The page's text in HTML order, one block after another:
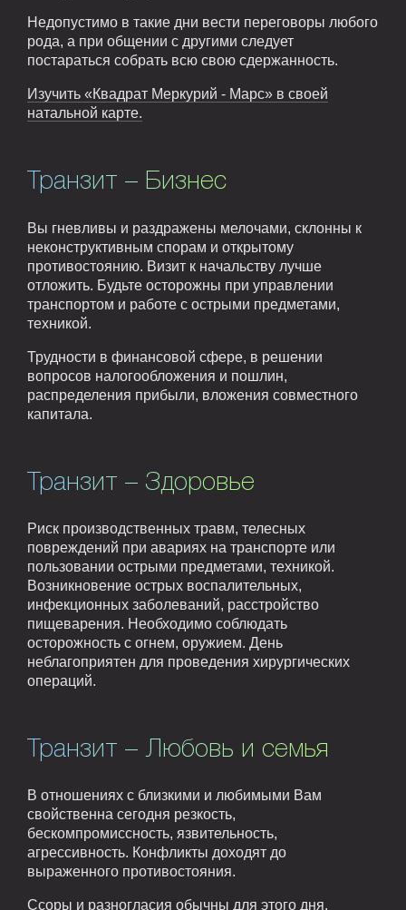
Недопустимо в такие дни вести переговоры любого
рода, а при общении с другими следует
постараться собрать всю свою сдержанность.
Изучить «Квадрат Меркурий - Марс» в своей
натальной карте.
Транзит – Бизнес
Вы гневливы и раздражены мелочами, склонны к
неконструктивным спорам и открытому
противостоянию. Визит к начальству лучше
отложить. Будьте осторожны при управлении
транспортом и работе с острыми предметами,
техникой.
Трудности в финансовой сфере, в решении
вопросов налогообложения и пошлин,
распределения прибыли, вложения совместного
капитала.
Транзит – Здоровье
Риск производственных травм, телесных
повреждений при авариях на транспорте или
пользовании острыми предметами, техникой.
Возникновение острых воспалительных,
инфекционных заболеваний, расстройство
пищеварения. Необходимо соблюдать
осторожность с огнем, оружием. День
неблагоприятен для проведения хирургических
операций.
Транзит – Любовь и семья
В отношениях с близкими и любимыми Вам
свойственна сегодня резкость,
бескомпромиссность, язвительность,
агрессивность. Конфликты доходят до
выраженного противостояния.
Ссоры и разногласия обычны для этого дня.